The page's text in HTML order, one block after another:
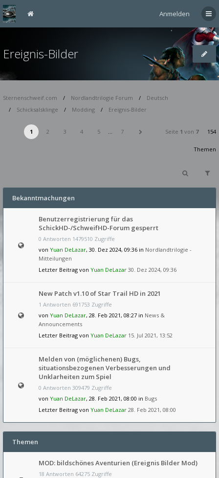
Anmelden
Ereignis-Bilder
Sternenschweif.com Nordlandtrilogie Forum
Deutsch
Schicksalsklinge
Modding Ereignis-Bilder
1 2 3 4 5 … 7 Seite 1 von 7 154
Themen
Bekanntmachungen
Benutzerregistrierung für das
SchickHD-/SchweifHD-Forum gesperrt
0 Antworten 1479510 Zugriffe
von Yuan DeLazar, 30. Dez 2024, 09:36 in Nordlandtrilogie -
Mitteilungen
Letzter Beitrag von Yuan DeLazar 30. Dez 2024, 09:36
New Patch v1.10 of Star Trail HD in 2021
1 Antworten 691753 Zugriffe
von Yuan DeLazar, 28. Feb 2021, 08:27 in News &
Announcements
Letzter Beitrag von Yuan DeLazar 15. Jul 2021, 13:52
Melden von (möglichenen) Bugs,
situationsbezogenen Verbesserungen und
Unklarheiten zum Spiel
0 Antworten 309479 Zugriffe
von Yuan DeLazar, 28. Feb 2021, 08:00 in Bugs
Letzter Beitrag von Yuan DeLazar 28. Feb 2021, 08:00
Themen
MOD: bildschönes Aventurien (Ereignis Bilder Mod)
18 Antworten 64275 Zugriffe